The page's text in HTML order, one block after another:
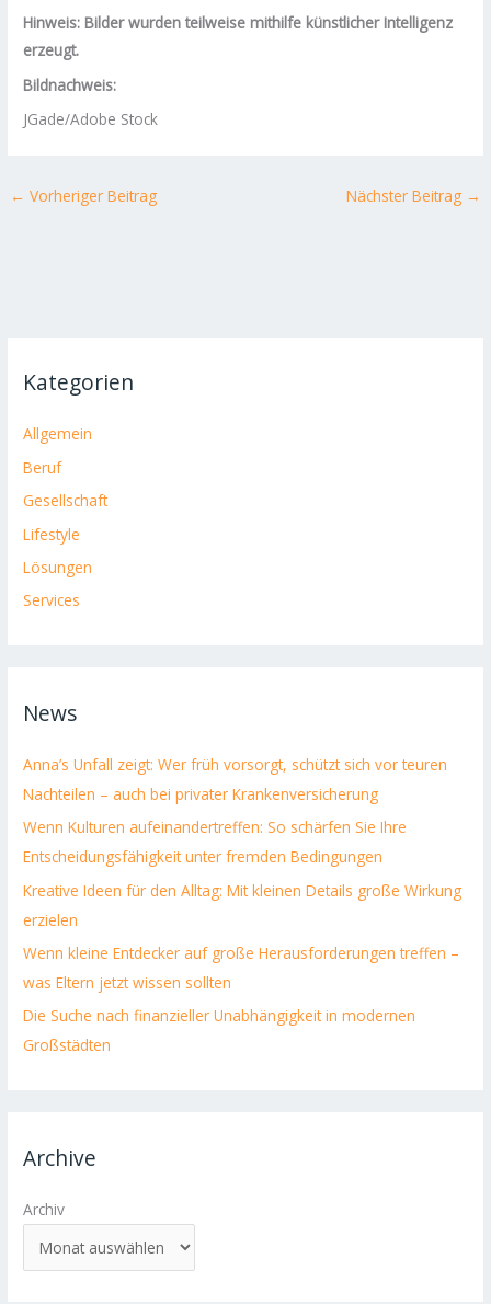
Hinweis: Bilder wurden teilweise mithilfe künstlicher Intelligenz
erzeugt.
Bildnachweis:
JGade/Adobe Stock
← Vorheriger Beitrag Nächster Beitrag →
Kategorien
Allgemein
Beruf
Gesellschaft
Lifestyle
Lösungen
Services
News
Anna’s Unfall zeigt: Wer früh vorsorgt, schützt sich vor teuren
Nachteilen – auch bei privater Krankenversicherung
Wenn Kulturen aufeinandertreffen: So schärfen Sie Ihre
Entscheidungsfähigkeit unter fremden Bedingungen
Kreative Ideen für den Alltag: Mit kleinen Details große Wirkung
erzielen
Wenn kleine Entdecker auf große Herausforderungen treffen –
was Eltern jetzt wissen sollten
Die Suche nach finanzieller Unabhängigkeit in modernen
Großstädten
Archive
Archiv